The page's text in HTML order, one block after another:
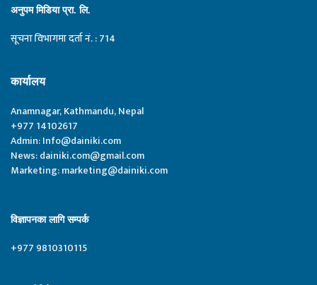
अनुपम मिडिया प्रा. लि.
सूचना विभागमा दर्ता नं. : 714
कार्यालय
Anamnagar, Kathmandu, Nepal
+977 14102617
Admin:Info@dainiki.com
News:dainiki.com@gmail.com
Marketing:marketing@dainiki.com
विज्ञापनका लागि सम्पर्क
+977 9810310115